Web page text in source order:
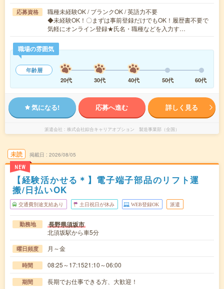
応募資格
職種未経験OK / ブランクOK / 英語力不要
◆未経験OK！〇まずは事前登録だけでもOK！履歴書不要で
気軽にオンライン登録★氏名・職種などを入力す…
職場の雰囲気
年齢層
20代
30代 40代 50代 60代
気になる! 応募へ進む 詳しく見る
派遣会社 株式会社綜合キャリアオプション 製造事業部（全国）
未読
NEW
掲載日 2026/08/05
【経験活かせる＊】電子端子部品のリフト運
搬/日払いOK
交通費別途支給あり 土日祝日が休み WEB登録OK 派遣
勤務地 長野県須坂市
北須坂駅から車5分
曜日頻度 月～金
時間 08:25～17:1521:10～06:00
期間 長期でお仕事できる方、大歓迎！